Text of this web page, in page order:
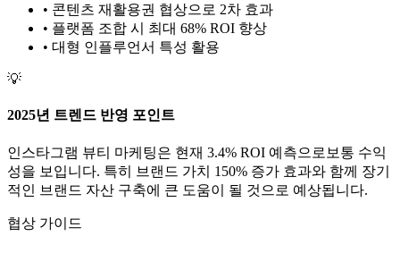
• 콘텐츠 재활용권 협상으로 2차 효과
• 플랫폼 조합 시 최대 68% ROI 향상
• 대형 인플루언서 특성 활용
💡
2025년 트렌드 반영 포인트
인스타그램 뷰티 마케팅은 현재 3.4% ROI 예측으로 보통 수익
성을 보입니다. 특히 브랜드 가치
150% 증가 효과와 함께 장기
적인 브랜드 자산 구축에 큰 도움이 될 것으로 예상됩니다.
협상 가이드